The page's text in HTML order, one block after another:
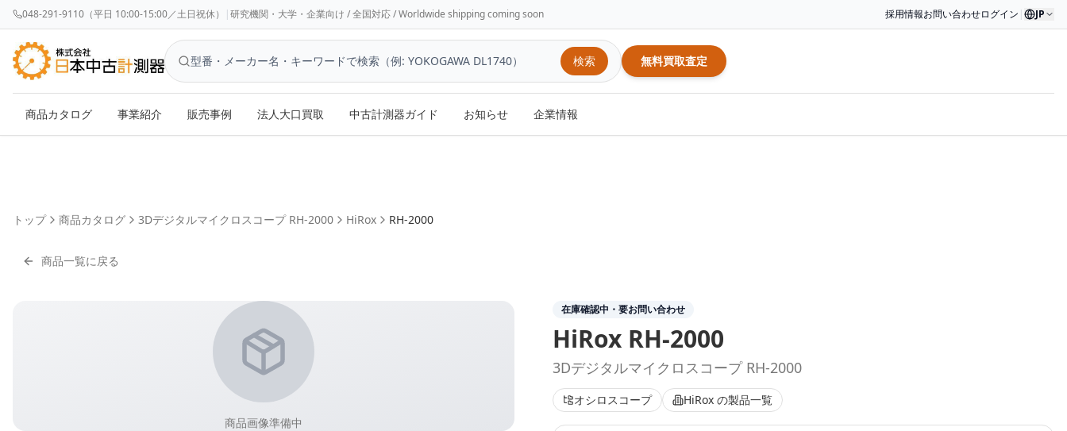
048-291-9110（平日 10:00-15:00／土日祝休） |研究機関・大学・企業向け / 全国対応 / Worldwide shipping coming soon 採用情報お問い合わせログイン | JP
検索 無料買取査定
商品カタログ 事業紹介 販売事例 法人大口買取 中古計測器ガイド お知らせ 企業情報
トップ 商品カタログ 3Dデジタルマイクロスコープ RH-2000 HiRox RH-2000
商品一覧に戻る
商品画像準備中
在庫確認中・要お問い合わせ
HiRox RH-2000
3Dデジタルマイクロスコープ RH-2000
オシロスコープ HiRox の製品一覧